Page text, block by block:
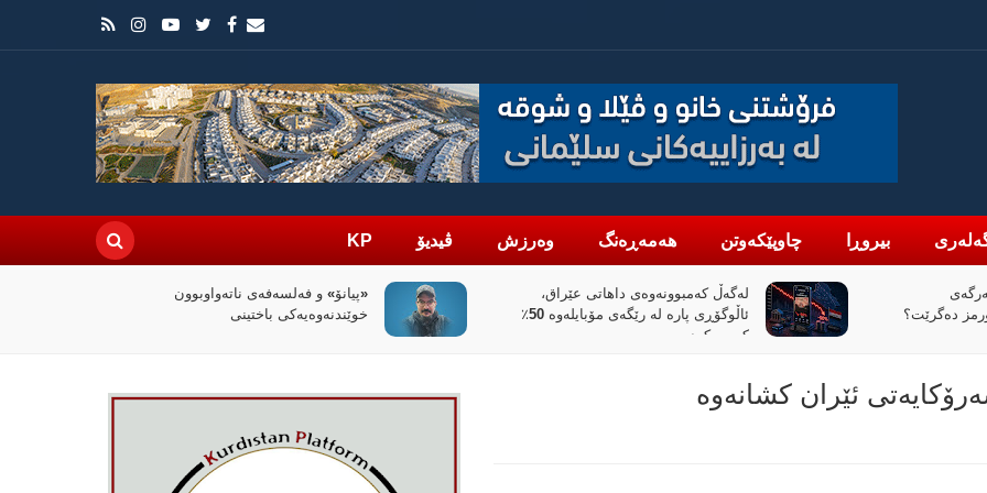
بیروڕا چاوپێکەوتن هەمەڕەنگ وەرزش ڤیدیۆ KP
عێراق،
«پیانۆ» و فەلسەفەی ناتەواوبوون
خوێندنەوەیەکی باختینی
سیاسەتی خۆتەعریبکردن لە باشووری
کوردستان
ئێران کشانەوە